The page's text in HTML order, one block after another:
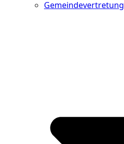
Gemeindevertretung